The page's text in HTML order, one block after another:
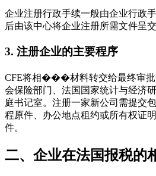
企业注册行政手续一般由企业行政
后由该中心将企业注册所需文件呈
3. 注册企业的主要程序
CFE将相���材料转交给最终审批
会保险部门、法国国家统计与经济
庭书记室。注册一家新公司需提交
程原件、办公地点租约或所有权证
件。
二、企业在法国报税的